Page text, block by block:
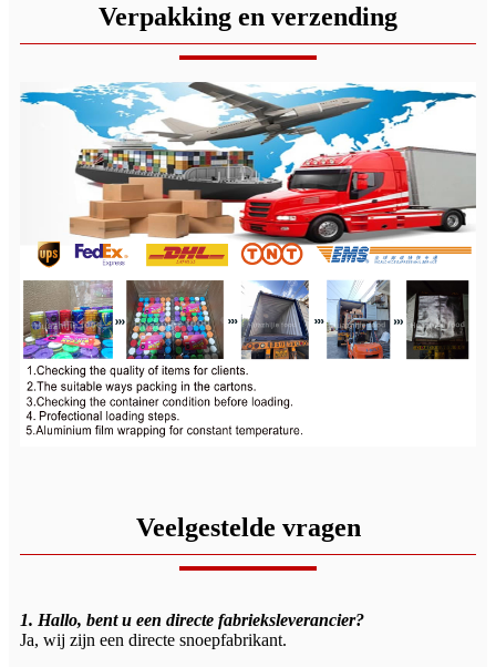
Verpakking en verzending
Veelgestelde vragen
1. Hallo, bent u een directe fabrieksleverancier?
Ja, wij zijn een directe snoepfabrikant.